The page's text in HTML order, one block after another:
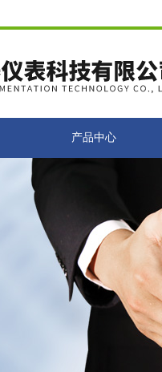
产品中心